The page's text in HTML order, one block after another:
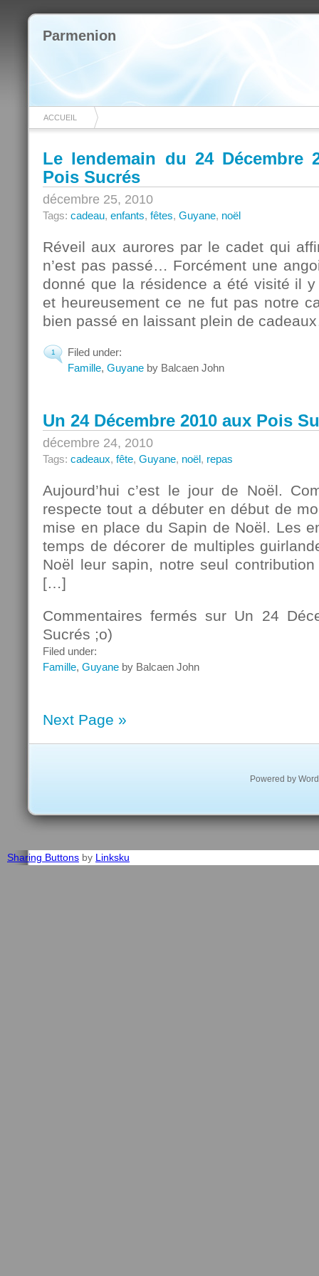
Parmenion
ACCUEIL
Le lendemain du 24 Décembre
Pois Sucrés
décembre 25, 2010
Tags: cadeau, enfants, fêtes, Guyane, noël
Réveil aux aurores par le cadet qui
n’est pas passé… Forcément une
donné que la résidence a été visité il
et heureusement ce ne fut pas notre
bien passé en laissant plein de
1
Filed under:
Famille, Guyane by Balcaen John
Un 24 Décembre 2010 aux Pois
décembre 24, 2010
Tags: cadeaux, fête, Guyane, noël, repas
Aujourd’hui c’est le jour de Noël.
respecte tout a débuter en début de
mise en place du Sapin de Noël. Les
temps de décorer de multiples
Noël leur sapin, notre seul
[…]
Commentaires fermés sur Un 24
Sucrés ;o)
Filed under:
Famille, Guyane by Balcaen John
Next Page »
Powered by
Sharing Buttons by Linksku